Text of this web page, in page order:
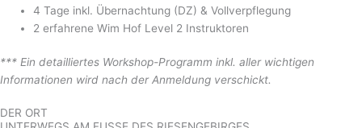
4 Tage inkl. Übernachtung (DZ) & Vollverpflegung
2 erfahrene Wim Hof Level 2 Instruktoren
*** Ein detailliertes Workshop-Programm inkl. aller wichtigen
Informationen wird nach der Anmeldung verschickt.
DER ORT